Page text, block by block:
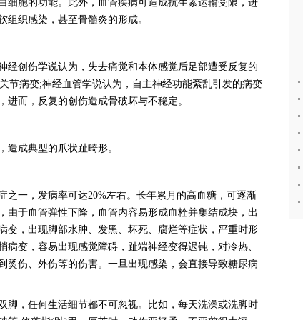
细胞的功能。此外，血管疾病可造成抗生素运输受限，进
织感染，甚至骨髓炎的形成。
伤学说认为，失去痛觉和本体感觉后足部遭受反复的
节病变;神经血管学说认为，自主神经功能紊乱引发的病变
而，反复的创伤造成骨破坏与不稳定。
成典型的爪状趾畸形。
，发病率可达20%左右。长年累月的高血糖，可逐渐
由于血管弹性下降，血管内容易形成血栓并集结成块，出
变，出现脚部水肿、发黑、坏死、腐烂等症状，严重时形
变，容易出现感觉障碍，趾端神经变得迟钝，对冷热、
烫伤、外伤等的伤害。一旦出现感染，会直接导致糖尿病
，任何生活细节都不可忽视。比如，每天洗澡或洗脚时